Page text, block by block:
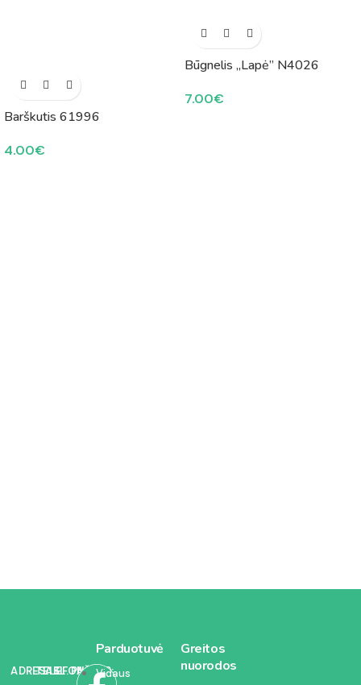
Barškutis 61996
4.00€
Būgnelis „Lapė” N4026
7.00€
ADRESAS:TELEFONAS:
EL. PAŠTAS:
Parduotuvė
Vidaus
Greitos
nuorodos